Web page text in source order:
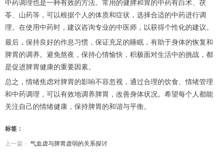
中药调理也是一种有效的方法。常用的健脾和胃的中药有白术、茯
苓、山药等，可以根据个人的体质和症状，选择合适的中药进行调
理。在使用中药时，建议咨询专业的中医师，以获得个性化的建议。
最后，保持良好的作息习惯，保证充足的睡眠，有助于身体的恢复和
脾胃的调养。避免熬夜，保持心情愉快，积极面对生活中的挑战，都
是促进脾胃健康的重要因素。
总之，情绪焦虑对脾胃的影响不容忽视，通过合理的饮食、情绪管理
和中药调理，可以有效地调养脾胃，改善身体状况。希望每个人都能
关注自己的情绪健康，保持脾胃的和谐与平衡。
标签：
上一篇： 气血虚与脾胃虚弱的关系探讨